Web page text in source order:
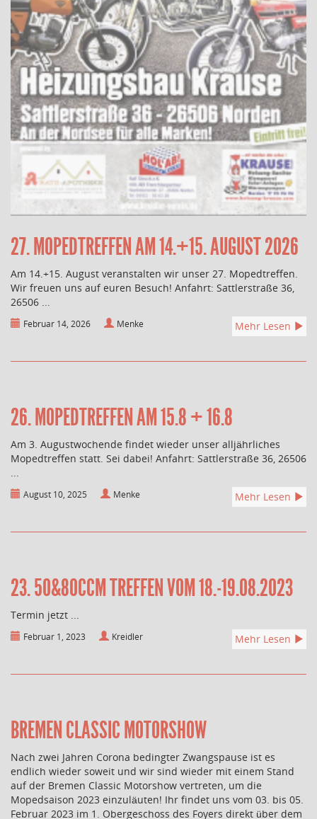
27. MOPEDTREFFEN AM 14.+15. AUGUST 2026
Am 14.+15. August veranstalten wir unser 27. Mopedtreffen.
Wir freuen uns auf euren Besuch! Anfahrt: Sattlerstraße 36,
26506 ...
Februar 14, 2026 Menke Mehr Lesen
26. MOPEDTREFFEN AM 15.8 + 16.8
Am 3. Augustwochende findet wieder unser alljährliches
Mopedtreffen statt. Sei dabei! Anfahrt: Sattlerstraße 36, 26506
...
August 10, 2025 Menke Mehr Lesen
23. 50&80CCM TREFFEN VOM 18.-19.08.2023
Termin jetzt ...
Februar 1, 2023 Kreidler Mehr Lesen
BREMEN CLASSIC MOTORSHOW
Nach zwei Jahren Corona bedingter Zwangspause ist es
endlich wieder soweit und wir sind wieder mit einem Stand
auf der Bremen Classic Motorshow vertreten, um die
Mopedsaison 2023 einzuläuten! Ihr findet uns vom 03. bis 05.
Februar 2023 im 1. Obergeschoss des Foyers direkt über dem